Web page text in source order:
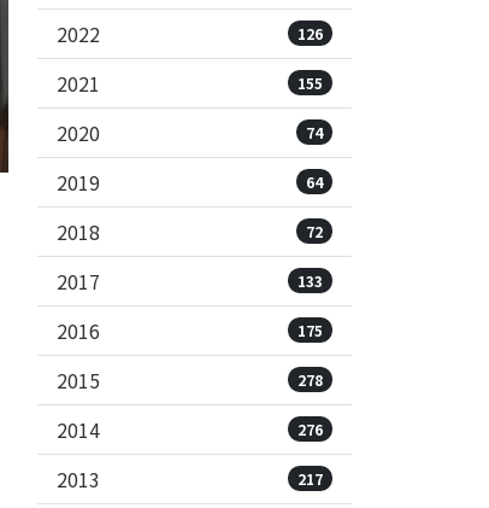
2022 126
2021 155
2020 74
2019 64
2018 72
2017 133
2016 175
2015 278
2014 276
2013 217